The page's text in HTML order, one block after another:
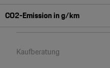
CO2-Emission in g/km
Kaufberatung